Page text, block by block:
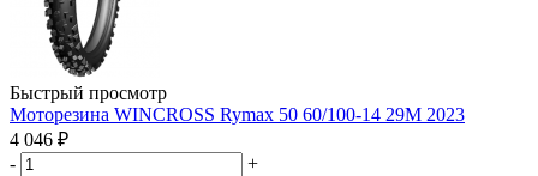
Быстрый просмотр
Моторезина WINCROSS Rymax 50 60/100-14 29M 2023
4 046 ₽
-
+